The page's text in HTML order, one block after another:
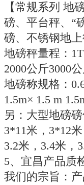
【常规系列 地
磅、平台秤、“
磅、不锈钢地
地磅秤量程：
2000公斤3000
地磅称规格：
1.5m× 1.5 m
另：大型地磅
3*11米， 3*12
3.2米， 3.4米，
5、宜昌产品质
我们的宗旨：